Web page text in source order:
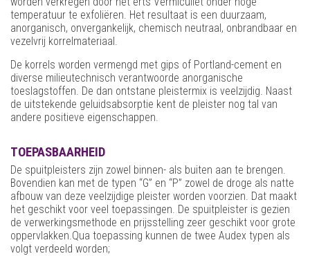
temperatuur te exfoliëren. Het resultaat is een duurzaam,
anorganisch, onvergankelijk, chemisch neutraal, onbrandbaar en
vezelvrij korrelmateriaal.
De korrels worden vermengd met gips of Portland-cement en
diverse milieutechnisch verantwoorde anorganische
toeslagstoffen. De dan ontstane pleistermix is veelzijdig. Naast
de uitstekende geluidsabsorptie kent de pleister nog tal van
andere positieve eigenschappen.
TOEPASBAARHEID
De spuitpleisters zijn zowel binnen- als buiten aan te brengen.
Bovendien kan met de typen “G” en “P” zowel de droge als natte
afbouw van deze veelzijdige pleister worden voorzien. Dat maakt
het geschikt voor veel toepassingen. De spuitpleister is gezien
de verwerkingsmethode en prijsstelling zeer geschikt voor grote
oppervlakken.Qua toepassing kunnen de twee Audex typen als
volgt verdeeld worden;